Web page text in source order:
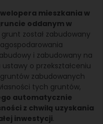
mieszkania w
oddanym w
grunt został zabudowany
i zabudowany na
o przekształceniu
zabudowanych
tych gruntów,
automatycznie
z chwilą uzyskania
inwestycji.